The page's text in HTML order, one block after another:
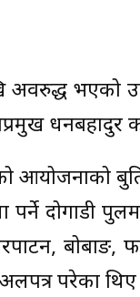
अवरुद्ध
धनबहादुर
आयोजनाको
पर्ने दोगाडी
बोबाङ,
परेका थिए